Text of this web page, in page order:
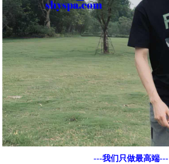
---我们只做最高端---